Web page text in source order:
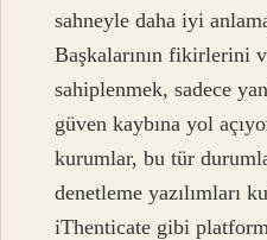
sahneyle daha iyi
Başkalarının fikirlerini
sahiplenmek, sadece
güven kaybına yol
kurumlar, bu tür
denetleme yazılımları
iThenticate gibi